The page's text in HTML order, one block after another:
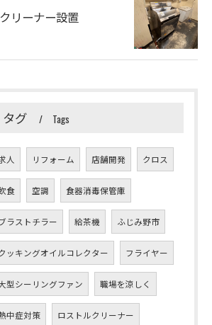
リーナー設置
タグ Tags
人 リフォーム 店舗開発 クロス
食 空調 食器消毒保管庫
ラストチラー 給茶機 ふじみ野市
ッキングオイルコレクター フライヤー
型シーリングファン 職場を涼しく
中症対策 ロストルクリーナー